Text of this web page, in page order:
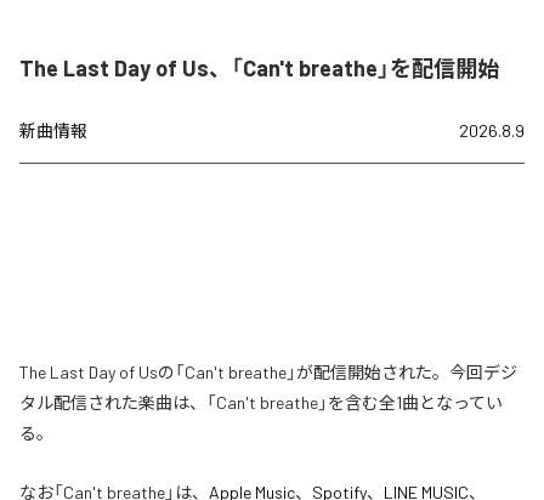
The Last Day of Us、「Can't breathe」を配信開始
新曲情報 2026.8.9
The Last Day of Usの「Can't breathe」が配信開始された。今回デジ
タル配信された楽曲は、「Can't breathe」を含む全1曲となってい
る。
なお「Can't breathe」は、 Apple Music、 Spotify、 LINE MUSIC、